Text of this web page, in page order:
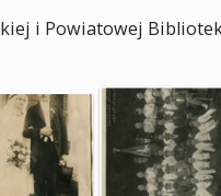
i Powiatowej